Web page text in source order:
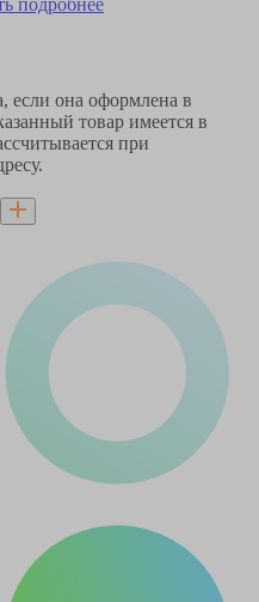
если она оформлена в
товар имеется в
при